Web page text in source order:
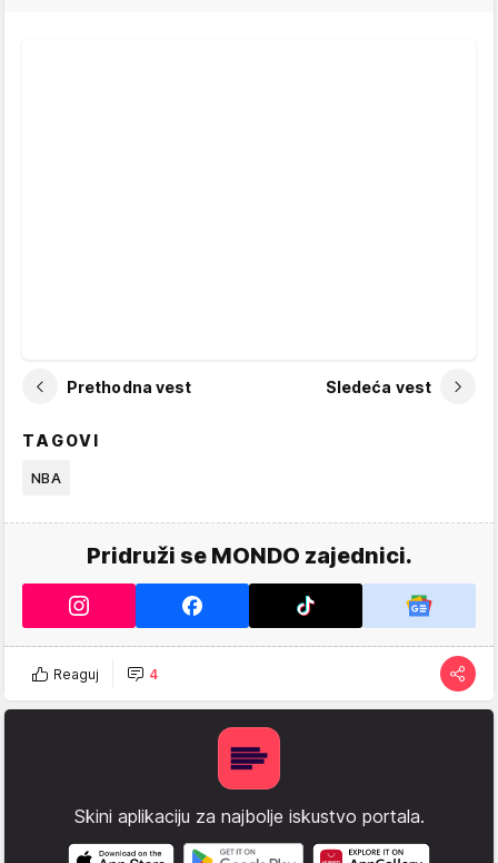
Prethodna vest Sledeća vest
TAGOVI
NBA
Pridruži se MONDO zajednici.
Reaguj 4
Skini aplikaciju za najbolje iskustvo portala.